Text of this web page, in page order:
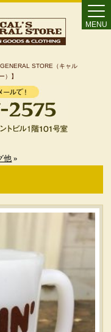
STORE（キャル
）】
MENU
表記
ッズ
他 »